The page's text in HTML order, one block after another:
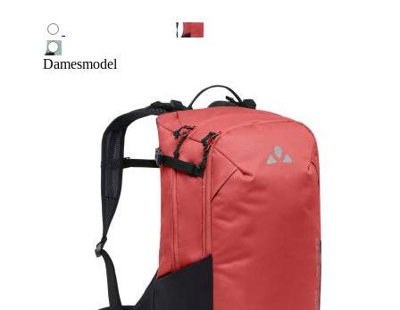
Damesmodel